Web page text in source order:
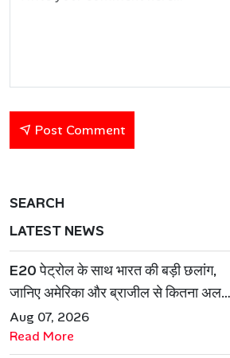
Post Comment
SEARCH
LATEST NEWS
E20 पेट्रोल के साथ भारत की बड़ी छलांग,
जानिए अमेरिका और ब्राजील से कितना अलग
है एथेनॉल मॉडल
Aug 07, 2026
Read More